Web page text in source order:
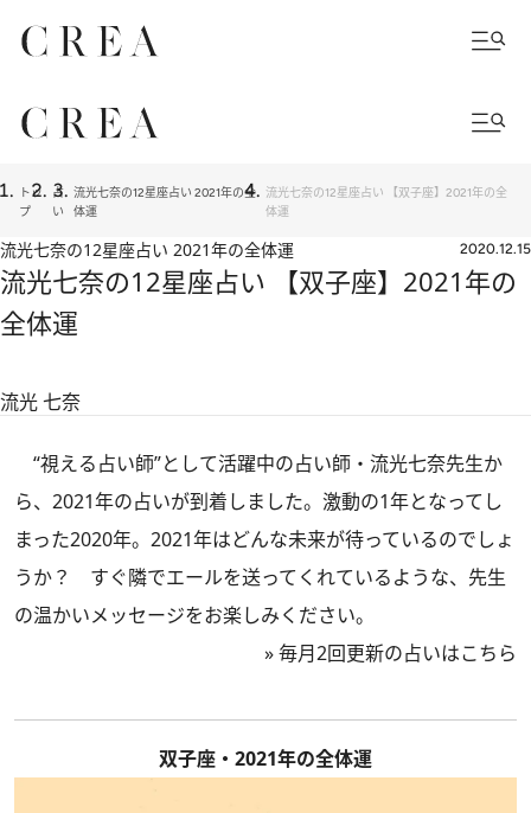
トッ
プ
占
い
流光七奈の12星座占い 2021年の全
体運
流光七奈の12星座占い 【双子座】2021年の全
体運
流光七奈の12星座占い 2021年の全体運 2020.12.15
流光七奈の12星座占い 【双子座】2021年の
全体運
流光 七奈
“視える占い師”として活躍中の占い師・流光七奈先生か
ら、2021年の占いが到着しました。激動の1年となってし
まった2020年。2021年はどんな未来が待っているのでしょ
うか？ すぐ隣でエールを送ってくれているような、先生
の温かいメッセージをお楽しみください。
»毎月2回更新の占いはこちら
双子座・2021年の全体運